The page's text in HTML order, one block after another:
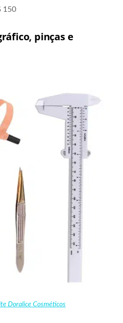
150
pinças e
Doralice Cosméticos